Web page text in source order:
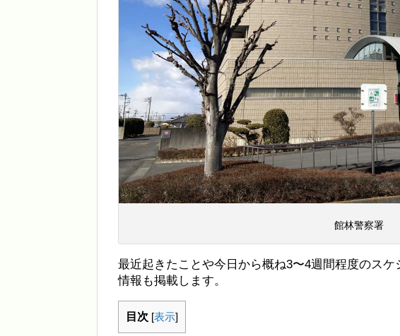
館林警察署
最近起きたことや今日から概ね3〜4週間程度のス
情報も掲載します。
目次 [表示]